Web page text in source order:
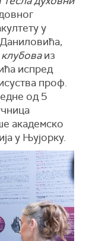
у
из
испред
проф.
од 5
академско
у Њујорку.